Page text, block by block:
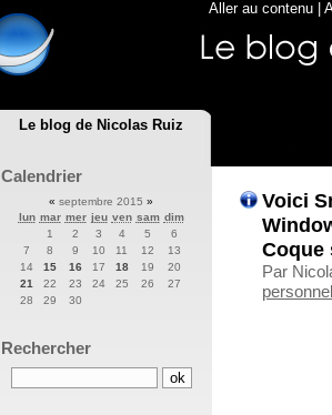
Le blog de Nicolas Ruiz
Aller au contenu
Voici
Coque
Par
Calendrier
« septembre 2015 »
lun mar mer jeu ven sam dim
1
2 3 4 5
6
7
8 9 10 11 12
13
14
15 16 17 18 19
20
21
22 23 24 25 26
27
28
29 30
Rechercher